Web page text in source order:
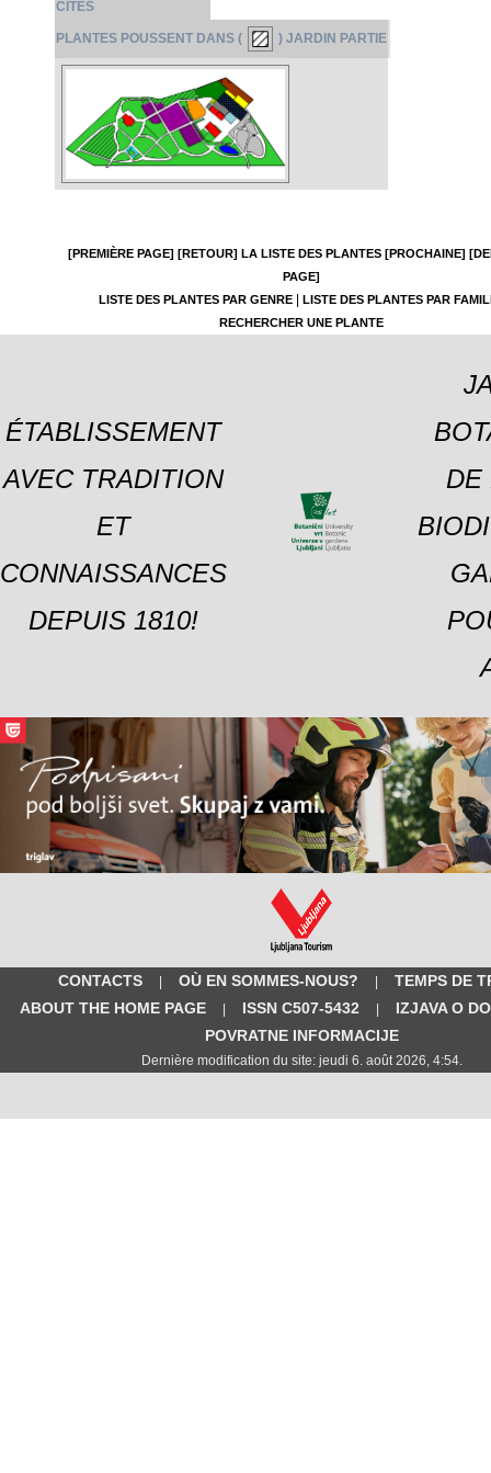
CITES
PLANTES POUSSENT DANS ( ) JARDIN PARTIE
[PREMIÈRE PAGE] [RETOUR] LA LISTE DES PLANTES [PROCHAINE]
PAGE]
LISTE DES PLANTES PAR GENRE|
LISTE DES PLANTES PAR
RECHERCHER UNE PLANTE
ÉTABLISSEMENT
AVEC TRADITION
ET
CONNAISSANCES
DEPUIS 1810!
DE
CONTACTS | OÙ EN SOMMES-NOUS? |
TEMPS DE
ABOUT THE HOME PAGE
| ISSN C507-5432 |
IZJAVA O
POVRATNE INFORMACIJE
Dernière modification du site: jeudi 6. août 2026, 4:54.